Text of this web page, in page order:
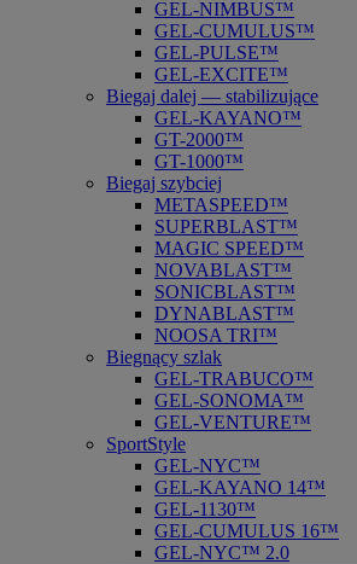
GEL-NIMBUS™
GEL-CUMULUS™
GEL-PULSE™
GEL-EXCITE™
Biegaj dalej — stabilizujące
GEL-KAYANO™
GT-2000™
GT-1000™
Biegaj szybciej
METASPEED™
SUPERBLAST™
MAGIC SPEED™
NOVABLAST™
SONICBLAST™
DYNABLAST™
NOOSA TRI™
Biegnący szlak
GEL-TRABUCO™
GEL-SONOMA™
GEL-VENTURE™
SportStyle
GEL-NYC™
GEL-KAYANO 14™
GEL-1130™
GEL-CUMULUS 16™
GEL-NYC™ 2.0